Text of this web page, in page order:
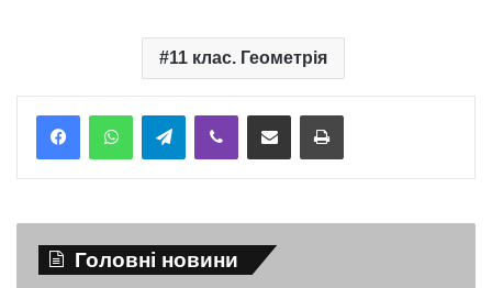
11 клас. Геометрія
TelegramViber Надіслати електронною поштоюНадрукувати
Головні новини